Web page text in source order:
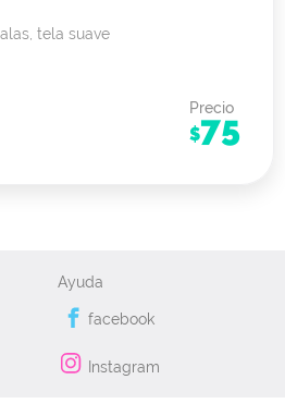
tela suave
Precio
$75
Ayuda
facebook
Instagram